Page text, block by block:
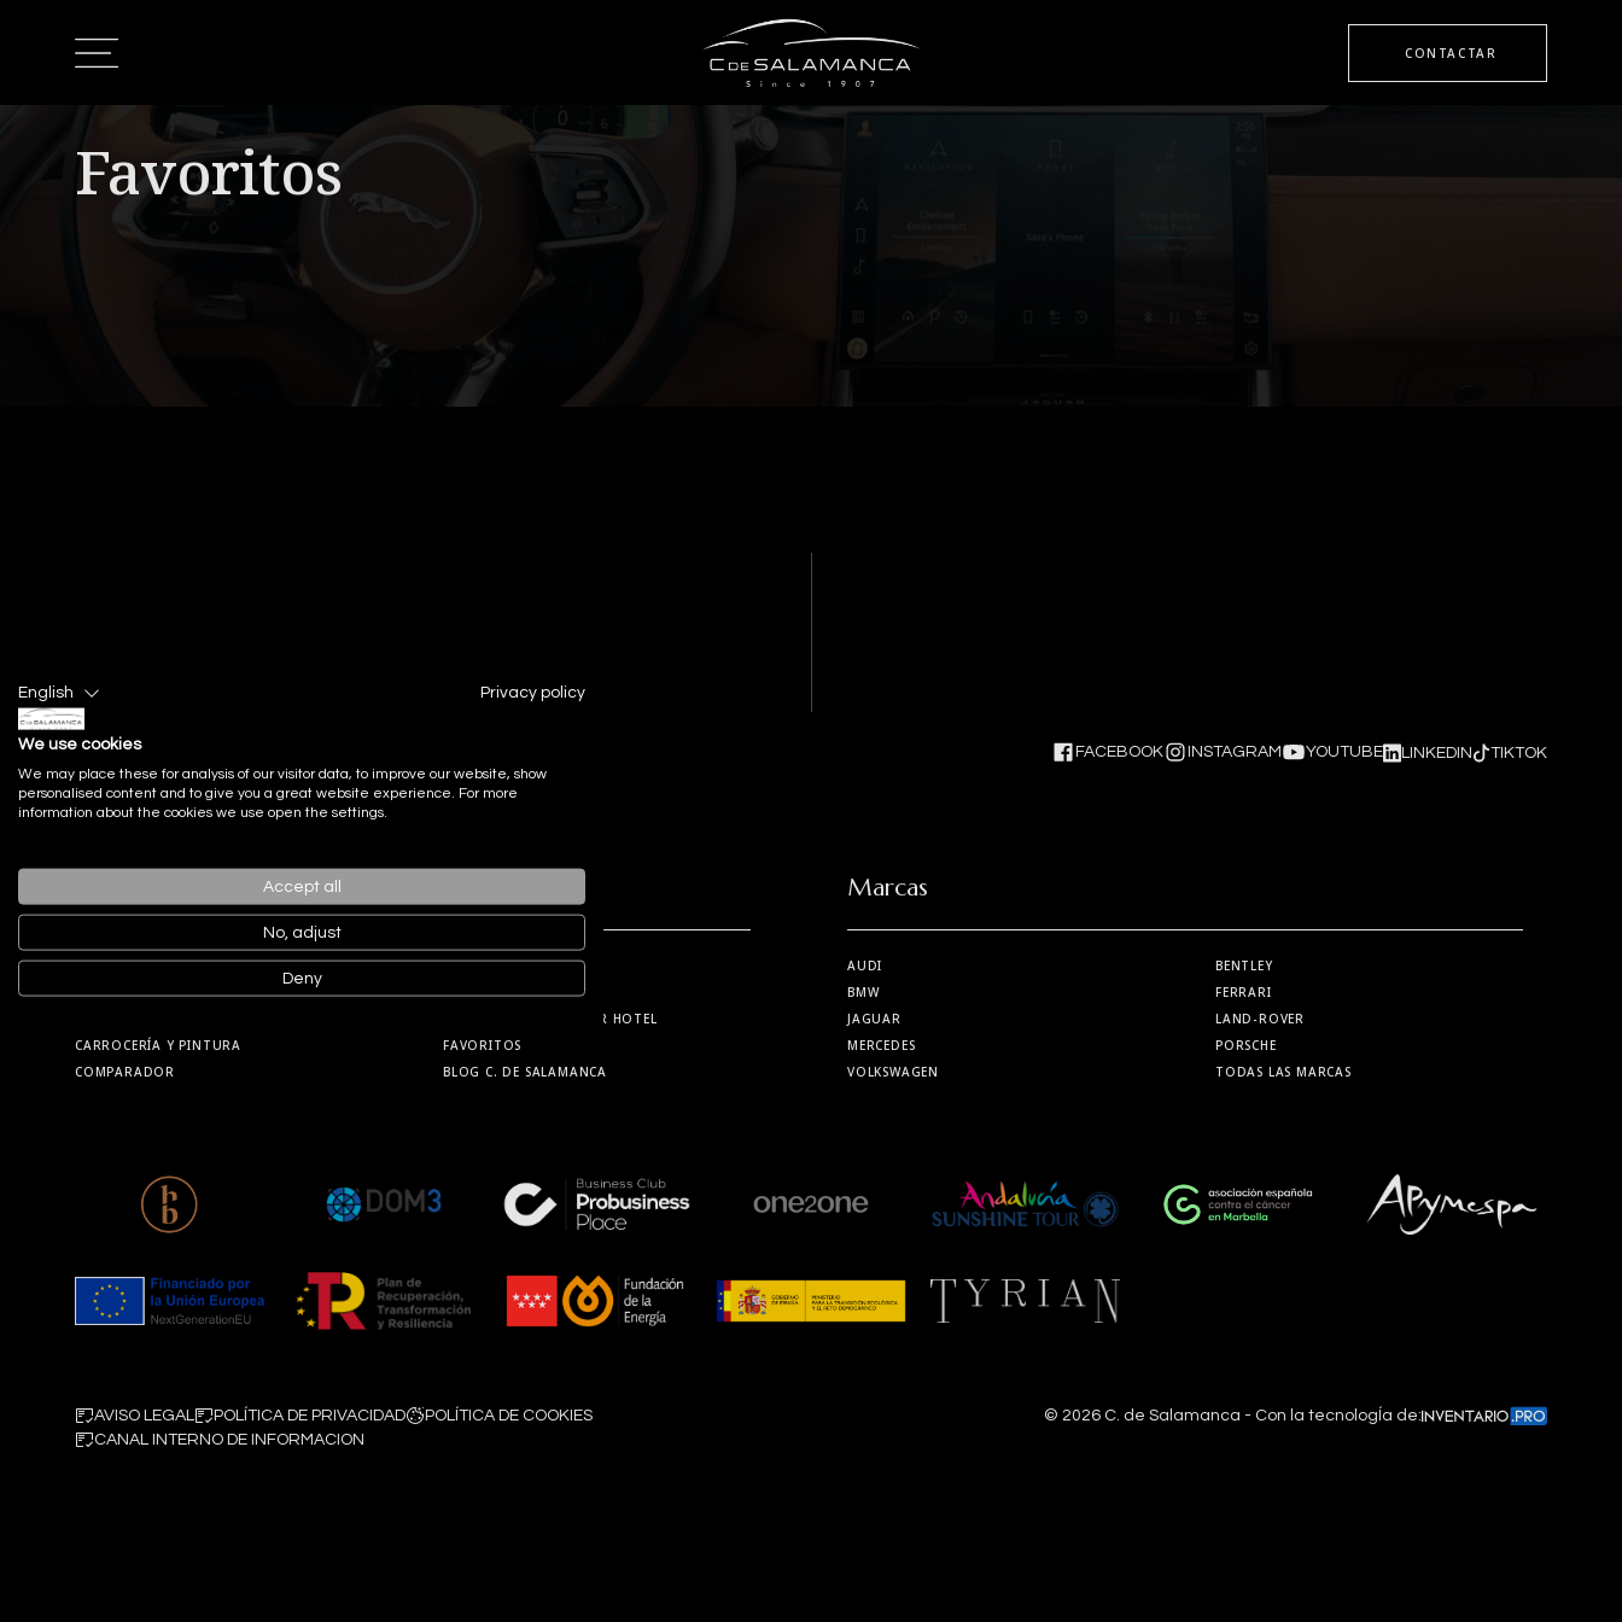
CONTACTAR
Favoritos
FACEBOOK INSTAGRAM YOUTUBE LINKEDIN TIKTOK
NUEVOS
VENDER MI COCHE
CARROCERÍA Y PINTURA
COMPARADOR
OCASIÓN
CITA TALLER
| CAR HOTEL
FAVORITOS
BLOG C. DE SALAMANCA
Marcas
AUDI
BENTLEY
BMW
FERRARI
JAGUAR
LAND-ROVER
MERCEDES
PORSCHE
VOLKSWAGEN
TODAS LAS MARCAS
AVISO LEGAL POLÍTICA DE PRIVACIDAD
POLÍTICA DE COOKIES
CANAL INTERNO DE INFORMACION
© 2026 C. de Salamanca - Con la tecnologÍa de:
English Privacy policy
We use cookies
We may place these for analysis of our visitor data, to improve our website, show
personalised content and to give you a great website experience. For more
information about the cookies we use open the settings.
Accept all
No, adjust
Deny